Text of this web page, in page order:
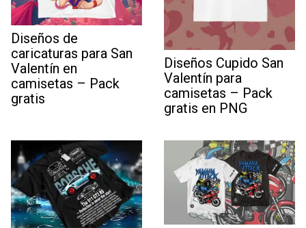
Diseños de
caricaturas para San
Valentín en
camisetas – Pack
gratis
Diseños Cupido San
Valentín para
camisetas – Pack
gratis en PNG